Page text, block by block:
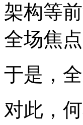
架构等
全场焦
于是，
对此，